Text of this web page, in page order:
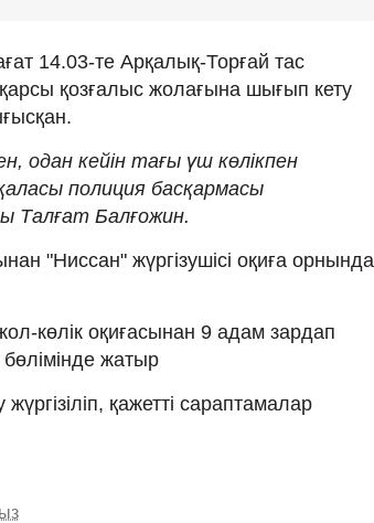
14.03-те Арқалық-Торғай тас
қарсы қозғалыс жолағына шығып кету
одан кейін тағы үш көлікпен
полиция басқармасы
Талғат Балғожин.
"Ниссан" жүргізушісі оқиға орнында
көлік оқиғасынан 9 адам зардап
жатыр
жүргізіліп, қажетті сараптамалар